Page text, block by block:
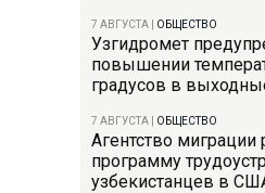
7 АВГУСТА ОБЩЕСТВО
Узгидромет
повышении
градусов в
7 АВГУСТА ОБЩЕСТВО
Агентство
программу
узбекистанцев в